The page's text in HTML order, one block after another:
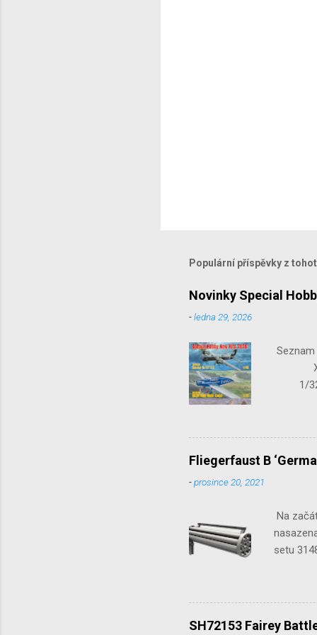
Populární příspěvky z
Novinky Special
-ledna 29, 2026
X-15-
1/32
Fliegerfaust B
-prosince 20, 2021
Na
setu
SH72153 Fairey